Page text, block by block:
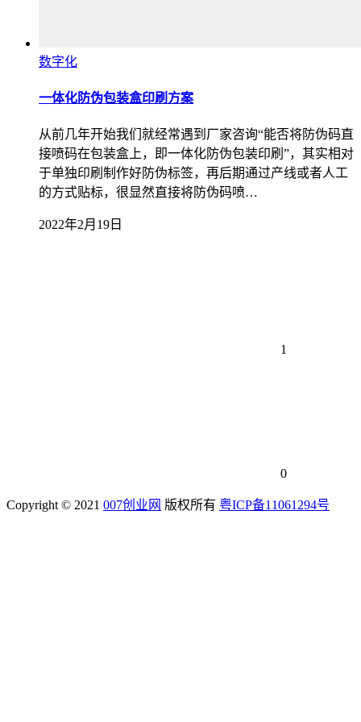
数字化
一体化防伪包装盒印刷方案
从前几年开始我们就经常遇到厂家咨询“能否将防伪码直
接喷码在包装盒上，即一体化防伪包装印刷”，其实相对
于单独印刷制作好防伪标签，再后期通过产线或者人工
的方式贴标，很显然直接将防伪码喷…
2022年2月19日
1
0
Copyright © 2021 007创业网 版权所有 粤ICP备11061294号